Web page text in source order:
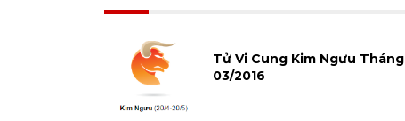
Tử Vi Cung Kim Ngưu Tháng
03/2016